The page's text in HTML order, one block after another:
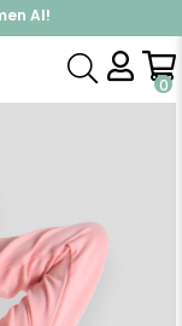
Al!
Üye Ol!
0